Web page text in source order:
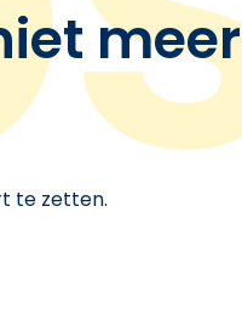
meer
te zetten.